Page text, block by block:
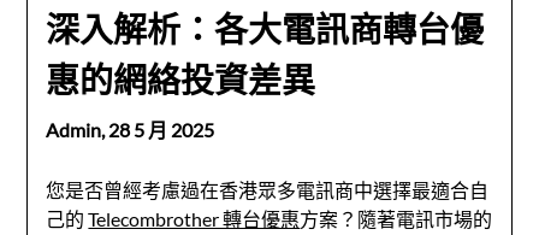
深入解析：各大電訊商轉台優
惠的網絡投資差異
Admin,28 5 月 2025
您是否曾經考慮過在香港眾多電訊商中選擇最適合自
己的Telecombrother 轉台優惠方案？隨著電訊市場的